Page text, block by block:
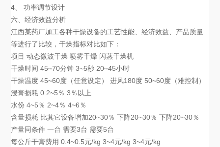
4、 功率调节设计
六、经济效益分析
江西某药厂加工各种干燥设备的工艺性能、经济效益、产品质量
等进行了比较，干燥指标对比如下：
项目 动态微波干燥 喷雾干燥 闪蒸干燥机
干燥时间 45~70分钟 3~5秒 20~45小时
干燥温度 45~60度（任意设定） 进风180度 50~60度（难控制）
浸膏损耗 0 2~5％ 3％以上
水份 4~5％ 2~4％ 4~6％
含量损耗 比其它设备增加20~30％ 下降20~30％ 下降20~30％
产量同条件 一台 需要3台 需要5台
每公斤干膏费用 0.4~0.5元/kg 3~4元/kg 3~4元/kg